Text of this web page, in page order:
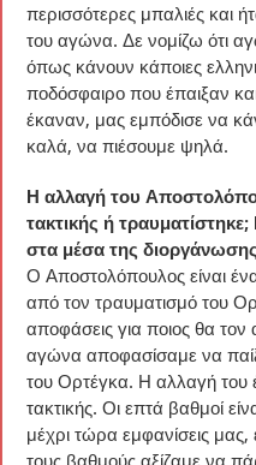
περισσότερες μπαλιές και
του αγώνα. Δε νομίζω ότι
όπως κάνουν κάποιες
ποδόσφαιρο που έπαιξαν
έκαναν, μας εμπόδισε να
καλά, να πιέσουμε ψηλά.
Η αλλαγή του
τακτικής ή
στα μέσα της
Ο Αποστολόπουλος είναι
από τον τραυματισμό του
αποφάσεις για ποιος θα τον
αγώνα αποφασίσαμε να
του Ορτέγκα. Η αλλαγή του
τακτικής. Οι επτά βαθμοί
μέχρι τώρα εμφανίσεις μας,